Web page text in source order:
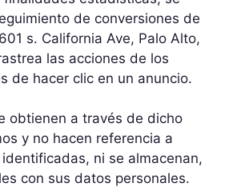
de conversiones de
s. California Ave, Palo Alto,
las acciones de los
de hacer clic en un anuncio.
obtienen a través de dicho
y no hacen referencia a
ni se almacenan,
con sus datos personales.